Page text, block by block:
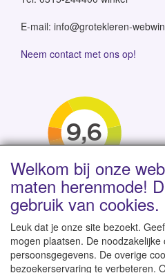
E-mail: info@grotekleren-
Neem contact met ons op!
Levertijd 1-2 werkdagen |
Welkom bij onze
maten herenmode!
gebruik van cookies.
Leuk dat je onze site bezoekt.
mogen plaatsen. De
persoonsgegevens. De overige
bezoekerservaring te verbeteren.